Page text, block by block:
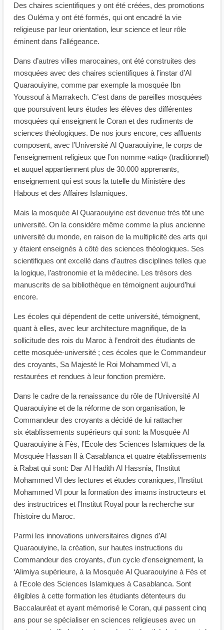
Des chaires scientifiques y ont été créées, des promotions
des Ouléma y ont été formés, qui ont encadré la vie
religieuse par leur orientation, leur science et leur rôle
éminent dans l’allégeance.
Dans d’autres villes marocaines, ont été construites des
mosquées avec des chaires scientifiques à l’instar d’Al
Quaraouiyine, comme par exemple la mosquée Ibn
Youssouf à Marrakech. C’est dans de pareilles mosquées
que poursuivent leurs études les élèves des différentes
mosquées qui enseignent le Coran et des rudiments de
sciences théologiques. De nos jours encore, ces affluents
composent, avec l’Université Al Quaraouiyine, le corps de
l’enseignement religieux que l’on nomme «atiq» (traditionnel)
et auquel appartiennent plus de 30.000 apprenants,
enseignement qui est sous la tutelle du Ministère des
Habous et des Affaires Islamiques.
Mais la mosquée Al Quaraouiyine est devenue très tôt une
université. On la considère même comme la plus ancienne
université du monde, en raison de la multiplicité des arts qui
y étaient enseignés à côté des sciences théologiques. Ses
scientifiques ont excellé dans d’autres disciplines telles que
la logique, l’astronomie et la médecine. Les trésors des
manuscrits de sa bibliothèque en témoignent aujourd’hui
encore.
Les écoles qui dépendent de cette université, témoignent,
quant à elles, avec leur architecture magnifique, de la
sollicitude des rois du Maroc à l’endroit des étudiants de
cette mosquée-université ; ces écoles que le Commandeur
des croyants, Sa Majesté le Roi Mohammed VI, a
restaurées et rendues à leur fonction première.
Dans le cadre de la renaissance du rôle de l’Université Al
Quaraouiyine et de la réforme de son organisation, le
Commandeur des croyants a décidé de lui rattacher
six établissements supérieurs qui sont: la Mosquée Al
Quaraouiyine à Fès, l’Ecole des Sciences Islamiques de la
Mosquée Hassan II à Casablanca et quatre établissements
à Rabat qui sont: Dar Al Hadith Al Hassnia, l’Institut
Mohammed VI des lectures et études coraniques, l’Institut
Mohammed VI pour la formation des imams instructeurs et
des instructrices et l’Institut Royal pour la recherche sur
l’histoire du Maroc.
Parmi les innovations universitaires dignes d’Al
Quaraouiyine, la création, sur hautes instructions du
Commandeur des croyants, d’un cycle d’enseignement, la
‘Alimiya supérieure, à la Mosquée Al Quaraouiyine à Fès et
à l’Ecole des Sciences Islamiques à Casablanca. Sont
éligibles à cette formation les étudiants détenteurs du
Baccalauréat et ayant mémorisé le Coran, qui passent cinq
ans pour se spécialiser en sciences religieuses avec un